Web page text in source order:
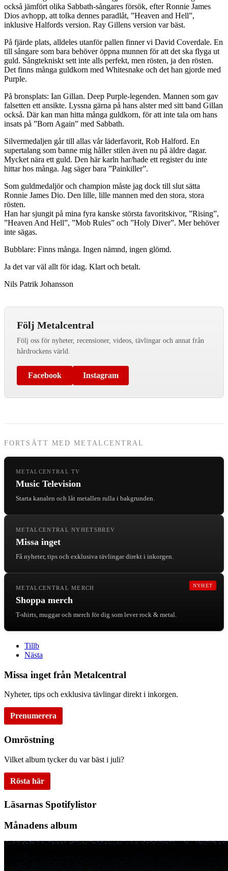
också jämfört olika Sabbath-sångares försök, efter Ronnie James
Dios avhopp, att tolka dennes paradlåt, ”Heaven and Hell”,
inklusive Halfords version. Ray Gillens version var bäst.
På fjärde plats, alldeles utanför pallen finner vi David Coverdale. En
till sångare som bara behöver öppna munnen för att det ska flyga ut
guld. Sångtekniskt sett inte alls perfekt, men rösten, ja den rösten.
Det finns många guldkorn med Whitesnake och det han gjorde med
Purple.
På bronsplats: Ian Gillan. Deep Purple-legenden. Mannen som gav
falsetten ett ansikte. Lyssna gärna på hans alster med sitt band Gillan
också. Där kan man hitta många guldkorn, för att inte tala om hans
insats på ”Born Again” med Sabbath.
Silvermedaljen går till allas vår läderfavorit, Rob Halford. En
supertalang som banne mig håller stilen även nu på äldre dagar.
Mycket nära ett guld. Den här karln har/hade ett register du inte
hittar hos många. Jag säger bara ”Painkiller”.
Som guldmedaljör och champion måste jag dock till slut sätta
Ronnie James Dio. Den lille, lille mannen med den stora, stora
rösten.
Han har sjungit på mina fyra kanske största favoritskivor, ”Rising”,
”Heaven And Hell”, ”Mob Rules” och ”Holy Diver”. Mer behöver
inte sägas.
Bubblare: Finns många. Ingen nämnd, ingen glömd.
Ja det var väl allt för idag. Klart och betalt.
Nils Patrik Johansson
Följ Metalcentral
Följ oss för nyheter, recensioner, videos, tävlingar och annat från
hårdrockens värld.
Facebook Instagram
FORTSÄTT MED METALCENTRAL
METALCENTRAL TV
Music Television
Starta kanalen och låt metallen rulla i bakgrunden.
METALCENTRAL NYHETSBREV
Missa inget
Få nyheter, tips och exklusiva tävlingar direkt i inkorgen.
NYHET
METALCENTRAL MERCH
Shoppa merch
T-shirts, muggar och merch för dig som lever rock & metal.
Tillb
Nästa
Missa inget från Metalcentral
Nyheter, tips och exklusiva tävlingar direkt i inkorgen.
Prenumerera
Omröstning
Vilket album tycker du var bäst i juli?
Rösta här
Läsarnas Spotifylistor
Månadens album